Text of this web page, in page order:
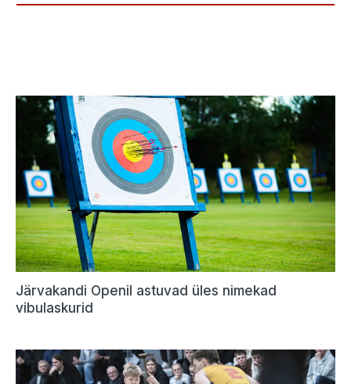
Järvakandi Openil astuvad üles nimekad
vibulaskurid